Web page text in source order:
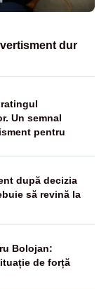
dur
Un semnal
pentru
după decizia
să revină la
Bolojan:
de forță